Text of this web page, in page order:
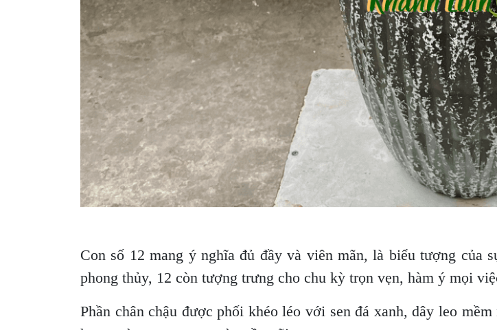
Con số 12 mang ý nghĩa đủ đầy và viên mãn, là biểu tượng của
phong thủy, 12 còn tượng trưng cho chu kỳ trọn vẹn, hàm ý mọi
Phần chân chậu được phối khéo léo với sen đá xanh, dây leo